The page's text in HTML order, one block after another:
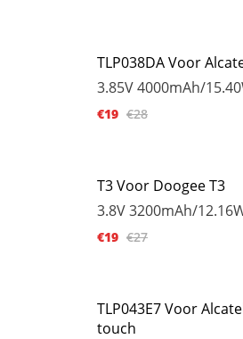
TLP038DA Voor
3.85V4000mAh/
€19 €28
T3 Voor Doogee T3
3.8V3200mAh/
€19 €27
TLP043E7 Voor
touch